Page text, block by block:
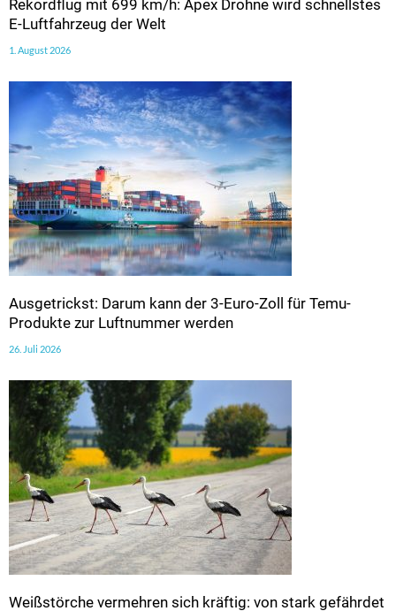
Rekordflug mit 699 km/h: Apex Drohne wird schnellstes
E-Luftfahrzeug der Welt
1. August 2026
Ausgetrickst: Darum kann der 3-Euro-Zoll für Temu-
Produkte zur Luftnummer werden
26. Juli 2026
Weißstörche vermehren sich kräftig: von stark gefährdet